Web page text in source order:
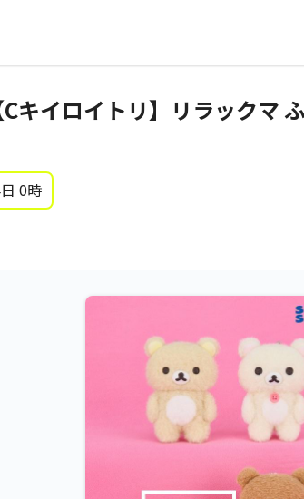
Cキイロイトリ】リラックマ
0時